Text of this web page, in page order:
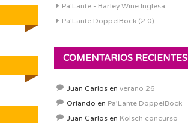
Pa'Lante - Barley Wine Inglesa
Pa’Lante DoppelBock (2.0)
COMENTARIOS RECIENTES
Juan Carlos en verano 26
Orlando en Pa’Lante DoppelBock
Juan Carlos en Kolsch concurso